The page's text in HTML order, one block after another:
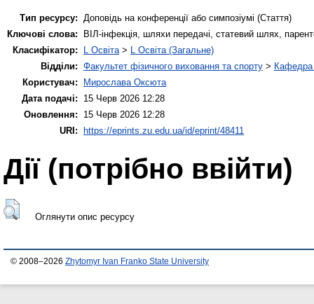
Тип ресурсу:
Доповідь на конференції або симпозіумі (Стаття)
Ключові слова:
ВІЛ-інфекція, шляхи передачі, статевий шлях,
Класифікатор:
L Освіта > L Освіта (Загальне)
Відділи: Факультет фізичного виховання та спорту > Кафедра
Користувач:
Мирослава Оксюта
Дата подачі:
15 Черв 2026 12:28
Оновлення:
15 Черв 2026 12:28
URI: https://eprints.zu.edu.ua/id/eprint/48411
Дії ​​(потрібно ввійти)
Оглянути опис ресурсу
© 2008–2026 Zhytomyr Ivan Franko State University